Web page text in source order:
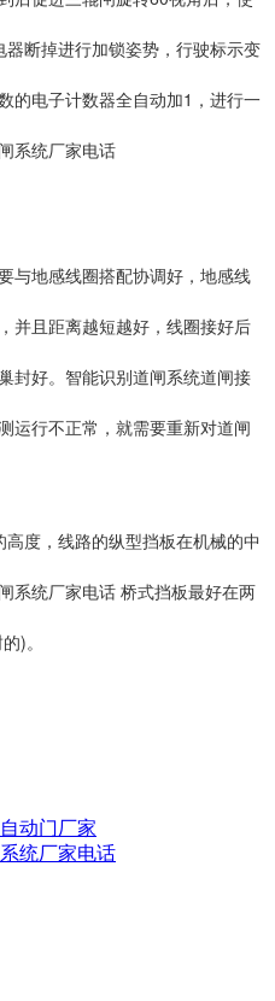
断掉进行加锁姿势，行驶标示变
的电子计数器全自动加1，进行一
系统厂家电话
与地感线圈搭配协调好，地感线
并且距离越短越好，线圈接好后
封好。智能识别道闸系统道闸接
运行不正常，就需要重新对道闸
度，线路的纵型挡板在机械的中
系统厂家电话 桥式挡板最好在两
)。
动门厂家
统厂家电话